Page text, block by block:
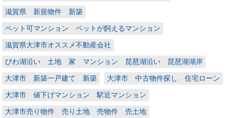
滋賀県 新規物件 新築
ペット可マンション ペットが飼えるマンション
滋賀県大津市オススメ不動産会社
びわ湖沿い 土地 家 マンション 琵琶湖沿い 琵琶湖湖岸
大津市 新築一戸建て 新築 大津市 中古物件探し 住宅ローン
大津市 値下げマンション 駅近マンション
大津市売り物件 売り土地 売物件 売土地